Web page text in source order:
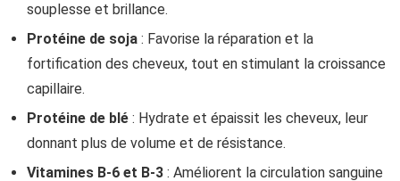
souplesse et brillance.
Protéine de soja : Favorise la réparation et la
fortification des cheveux, tout en stimulant la croissance
capillaire.
Protéine de blé : Hydrate et épaissit les cheveux, leur
donnant plus de volume et de résistance.
Vitamines B-6 et B-3 : Améliorent la circulation sanguine